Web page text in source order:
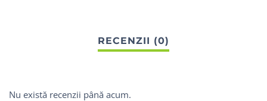
Nu există recenzii până acum.